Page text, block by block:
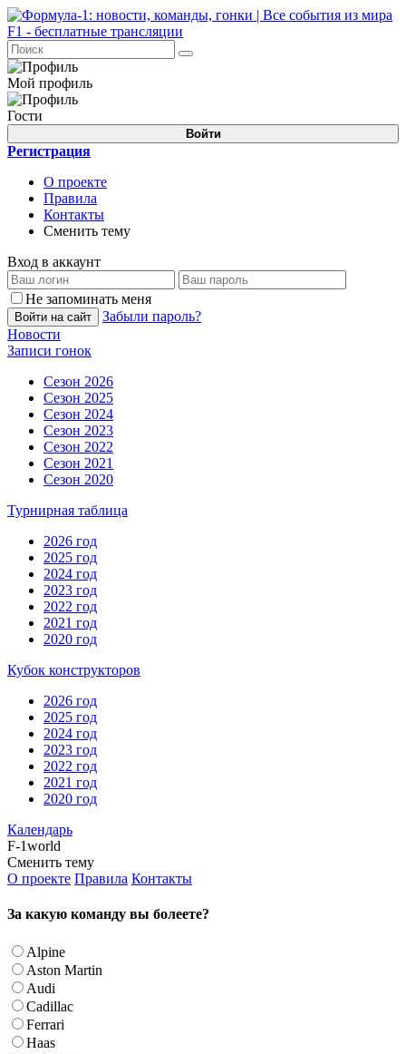
Мой профиль
Гости
Войти
Регистрация
О проекте
Правила
Контакты
Сменить тему
Вход в аккаунт
Не запоминать меня
Войти на сайт
Забыли пароль?
Новости
Записи гонок
Сезон 2026
Сезон 2025
Сезон 2024
Сезон 2023
Сезон 2022
Сезон 2021
Сезон 2020
Турнирная таблица
2026 год
2025 год
2024 год
2023 год
2022 год
2021 год
2020 год
Кубок конструкторов
2026 год
2025 год
2024 год
2023 год
2022 год
2021 год
2020 год
Календарь
F-1world
Сменить тему
О проекте Правила Контакты
За какую команду вы болеете?
Alpine
Aston Martin
Audi
Cadillac
Ferrari
Haas